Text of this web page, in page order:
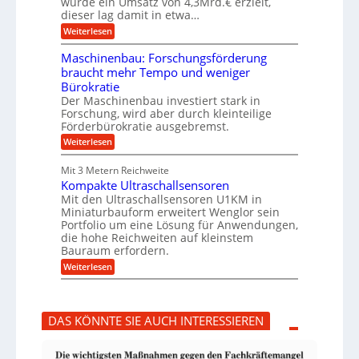
r
u
n
g
e
n
B
S
C
L
w
e
i
t
e
e
n
t
w
i
c
k
e
l
s
f
r
e
e
s
H
y
b
r
i
d
-
u
g
e
l
l
a
g
e
r
dieser lag damit in etwa…
Weiterlesen:
T
u
m
p
f
e
r
z
i
e
t
U
m
s
a
t
z
k
n
a
ü
b
e
V
Maschinenbau: Forschungsförderung
braucht mehr Tempo und weniger
Bürokratie
Der Maschinenbau investiert stark in
Forschung, wird aber durch kleinteilige
Förderbürokratie ausgebremst.
Weiterlesen:
M
s
c
h
i
n
e
n
b
a
u
o
r
s
h
Mit 3 Metern Reichweite
Kompakte Ultraschallsensoren
Mit den Ultraschallsensoren U1KM in
Miniaturbauform erweitert Wenglor sein
Portfolio um eine Lösung für Anwendungen,
die hohe Reichweiten auf kleinstem
Bauraum erfordern.
Weiterlesen:
K
p
a
k
e
DAS KÖNNTE SIE AUCH INTERESSIEREN